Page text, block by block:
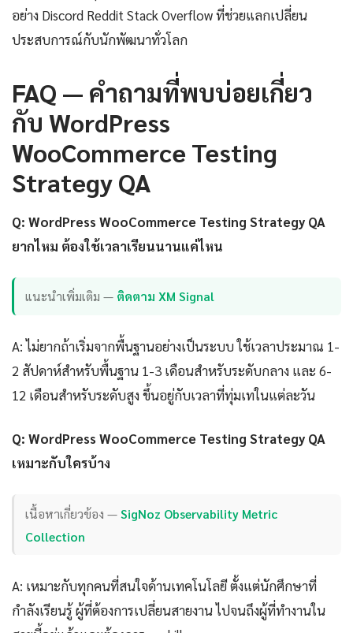
อย่าง Discord Reddit Stack Overflow ที่ช่วยแลกเปลี่ยน
ประสบการณ์กับนักพัฒนาทั่วโลก
FAQ — คำถามที่พบบ่อยเกี่ยว
กับ WordPress
WooCommerce Testing
Strategy QA
Q: WordPress WooCommerce Testing Strategy QA
ยากไหม ต้องใช้เวลาเรียนนานแค่ไหน
แนะนำเพิ่มเติม — ติดตาม XM Signal
A: ไม่ยากถ้าเริ่มจากพื้นฐานอย่างเป็นระบบ ใช้เวลาประมาณ 1-
2 สัปดาห์สำหรับพื้นฐาน 1-3 เดือนสำหรับระดับกลาง และ 6-
12 เดือนสำหรับระดับสูง ขึ้นอยู่กับเวลาที่ทุ่มเทในแต่ละวัน
Q: WordPress WooCommerce Testing Strategy QA
เหมาะกับใครบ้าง
เนื้อหาเกี่ยวข้อง —SigNoz Observability Metric
Collection
A: เหมาะกับทุกคนที่สนใจด้านเทคโนโลยี ตั้งแต่นักศึกษาที่
กำลังเรียนรู้ ผู้ที่ต้องการเปลี่ยนสายงาน ไปจนถึงผู้ที่ทำงานใน